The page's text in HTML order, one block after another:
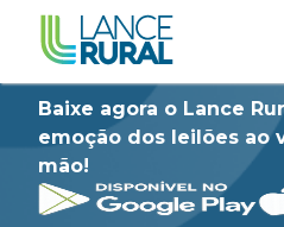
Baixe agora o Lance
emoção dos leilões ao
mão!